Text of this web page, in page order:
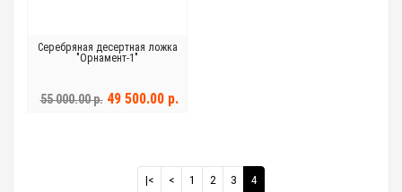
Серебряная десертная ложка
"Орнамент-1"
55 000.00 р. 49 500.00 р.
|< < 1 2 3 4